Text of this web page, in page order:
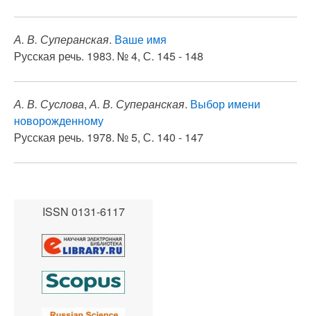
А. В. Суперанская. Ваше имя
Русская речь. 1983. № 4, С. 145 - 148
А. В. Суслова,А. В. Суперанская. Выбор имени
новорожденному
Русская речь. 1978. № 5, С. 140 - 147
ISSN 0131-6117